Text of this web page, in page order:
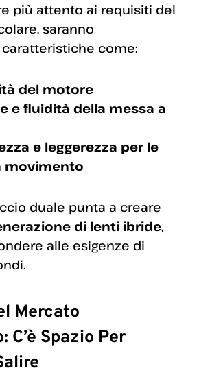
più attento ai requisiti del
saranno
come:
del motore
e fluidità della messa a
e leggerezza per le
movimento
duale punta a creare
di lenti ibride,
alle esigenze di
Mercato
C’è Spazio Per